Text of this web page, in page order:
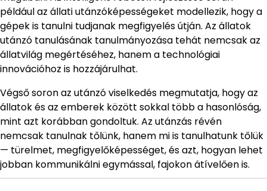
például az állati utánzóképességeket modellezik, hogy a
gépek is tanulni tudjanak megfigyelés útján. Az állatok
utánzó tanulásának tanulmányozása tehát nemcsak az
állatvilág megértéséhez, hanem a technológiai
innovációhoz is hozzájárulhat.
Végső soron az utánzó viselkedés megmutatja, hogy az
állatok és az emberek között sokkal több a hasonlóság,
mint azt korábban gondoltuk. Az utánzás révén
nemcsak tanulnak tőlünk, hanem mi is tanulhatunk tőlük
— türelmet, megfigyelőképességet, és azt, hogyan lehet
jobban kommunikálni egymással, fajokon átívelően is.